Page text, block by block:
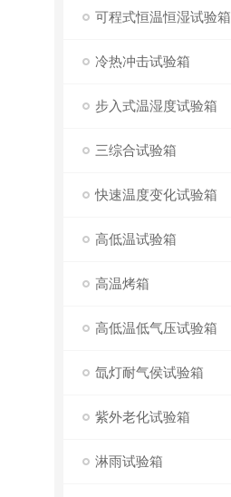
可程式恒温恒湿试验箱
冷热冲击试验箱
步入式温湿度试验箱
三综合试验箱
快速温度变化试验箱
高低温试验箱
高温烤箱
高低温低气压试验箱
氙灯耐气侯试验箱
紫外老化试验箱
淋雨试验箱